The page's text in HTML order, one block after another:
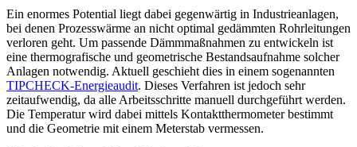
Ein enormes Potential liegt dabei gegenwärtig in Industrieanlagen,
bei denen Prozesswärme an nicht optimal gedämmten Rohrleitungen
verloren geht. Um passende Dämmmaßnahmen zu entwickeln ist
eine thermografische und geometrische Bestandsaufnahme solcher
Anlagen notwendig. Aktuell geschieht dies in einem sogenannten
TIPCHECK-Energieaudit. Dieses Verfahren ist jedoch sehr
zeitaufwendig, da alle Arbeitsschritte manuell durchgeführt werden.
Die Temperatur wird dabei mittels Kontaktthermometer bestimmt
und die Geometrie mit einem Meterstab vermessen.